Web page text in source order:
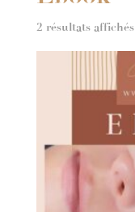
2 résultats affichés